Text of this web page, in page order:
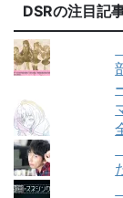
DSRの注目記